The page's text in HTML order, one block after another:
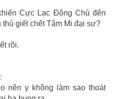
Cực Lạc Động Chủ đến
giết chết Tâm Mi đại sư?
rồi.
nên y không làm sao thoát